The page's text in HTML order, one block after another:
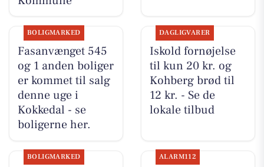
BOLIGMARKED
Fasanvænget 545
og 1 anden boliger
er kommet til salg
denne uge i
Kokkedal - se
boligerne her.
DAGLIGVARER
Iskold fornøjelse
til kun 20 kr. og
Kohberg brød til
12 kr. - Se de
lokale tilbud
BOLIGMARKED ALARM112